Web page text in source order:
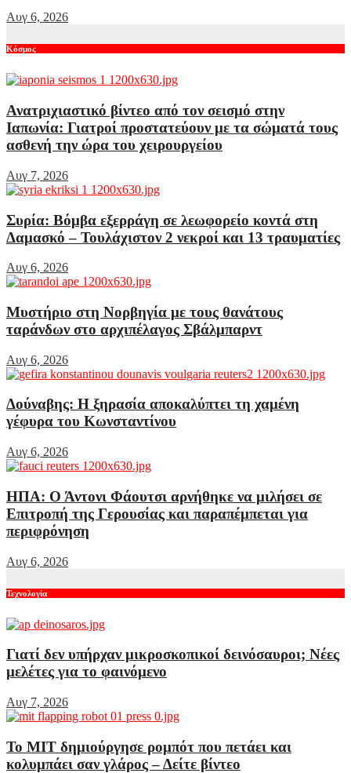
Αυγ 6, 2026
Κόσμος
Ανατριχιαστικό βίντεο από τον σεισμό στην
Ιαπωνία: Γιατροί προστατεύουν με τα σώματά τους
ασθενή την ώρα του χειρουργείου
Αυγ 7, 2026
Συρία: Βόμβα εξερράγη σε λεωφορείο κοντά στη
Δαμασκό – Τουλάχιστον 2 νεκροί και 13 τραυματίες
Αυγ 6, 2026
Μυστήριο στη Νορβηγία με τους θανάτους
ταράνδων στο αρχιπέλαγος Σβάλμπαρντ
Αυγ 6, 2026
Δούναβης: Η ξηρασία αποκαλύπτει τη χαμένη
γέφυρα του Κωνσταντίνου
Αυγ 6, 2026
ΗΠΑ: Ο Άντονι Φάουτσι αρνήθηκε να μιλήσει σε
Επιτροπή της Γερουσίας και παραπέμπεται για
περιφρόνηση
Αυγ 6, 2026
Τεχνολογία
Γιατί δεν υπήρχαν μικροσκοπικοί δεινόσαυροι; Νέες
μελέτες για το φαινόμενο
Αυγ 7, 2026
Το MIT δημιούργησε ρομπότ που πετάει και
κολυμπάει σαν γλάρος – Δείτε βίντεο